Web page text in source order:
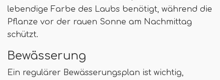
lebendige Farbe des Laubs benötigt, während die
Pflanze vor der rauen Sonne am Nachmittag
schützt.
Bewässerung
Ein regulärer Bewässerungsplan ist wichtig,